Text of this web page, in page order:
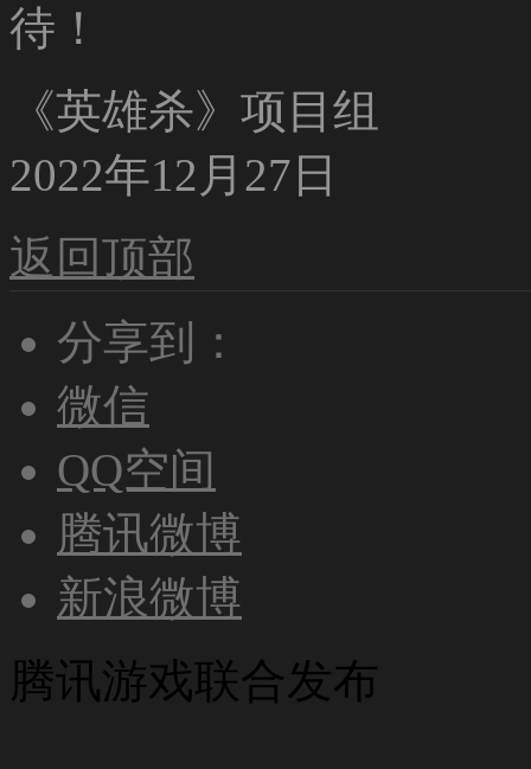
待！
《英雄杀》项目组
2022年12月27日
返回顶部
分享到：
微信
QQ空间
腾讯微博
新浪微博
腾讯游戏联合发布